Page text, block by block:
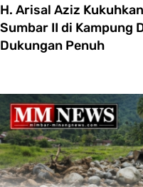
H. Arisal Aziz
Sumbar II di Kampung
Dukungan Penuh